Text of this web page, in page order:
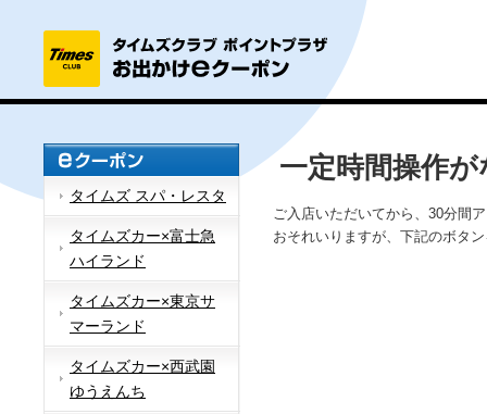
タイムズ スパ・レスタ
タイムズカー×富士急
ハイランド
タイムズカー×東京サ
マーランド
タイムズカー×西武園
ゆうえんち
一定時間操作
ご入店いただいてから、30分間
おそれいりますが、下記のボタ